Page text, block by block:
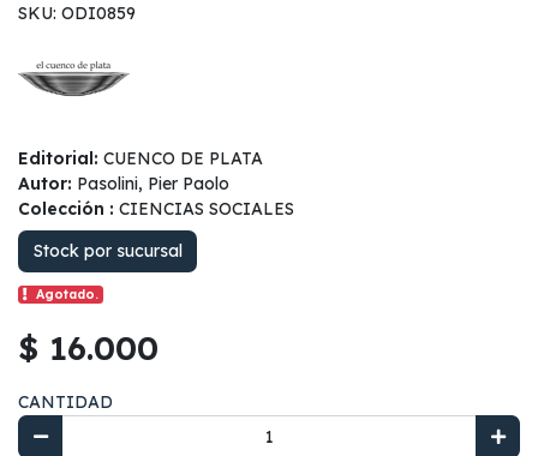
SKU: ODI0859
Editorial: CUENCO DE PLATA
Autor: Pasolini, Pier Paolo
Colección : CIENCIAS SOCIALES
Stock por sucursal
Agotado.
$ 16.000
CANTIDAD